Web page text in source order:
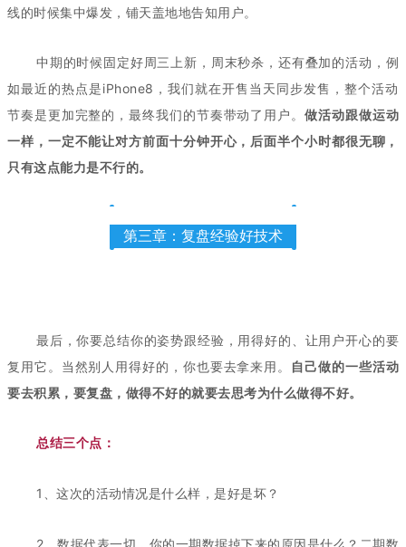
线的时候集中爆发，铺天盖地地告知用户。
中期的时候固定好周三上新，周末秒杀，还有叠加的活动，例
如最近的热点是iPhone8，我们就在开售当天同步发售，整个活动
节奏是更加完整的，最终我们的节奏带动了用户。做活动跟做运动
一样，一定不能让对方前面十分钟开心，后面半个小时都很无聊，
只有这点能力是不行的。
第三章：复盘经验好技术
最后，你要总结你的姿势跟经验，用得好的、让用户开心的要
复用它。当然别人用得好的，你也要去拿来用。
自己做的一些活动
要去积累，要复盘，做得不好的就要去思考为什么做得不好。
总结三个点：
1、这次的活动情况是什么样，是好是坏？
2、数据代表一切，你的一期数据掉下来的原因是什么？二期数